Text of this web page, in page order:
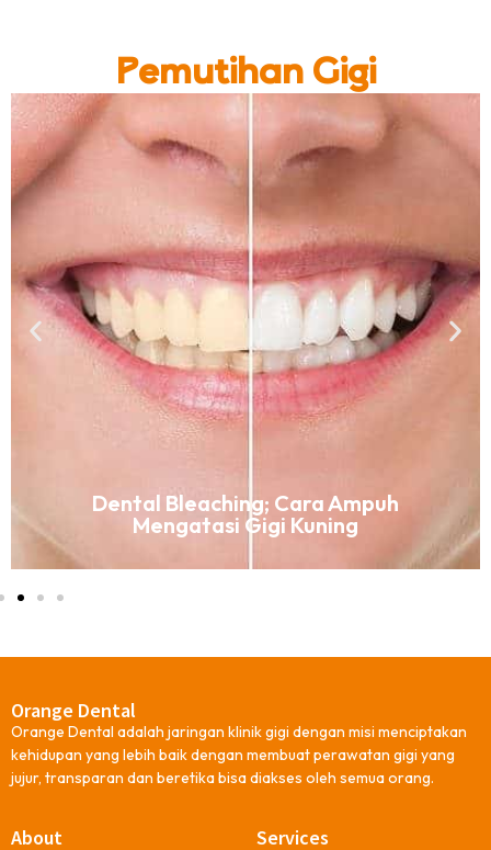
Pemutihan Gigi
Dental Bleaching; Cara Ampuh
Mengatasi Gigi Kuning
Orange Dental
Orange Dental adalah jaringan klinik gigi dengan misi menciptakan
kehidupan yang lebih baik dengan membuat perawatan gigi yang
jujur, transparan dan beretika bisa diakses oleh semua orang.
About Services